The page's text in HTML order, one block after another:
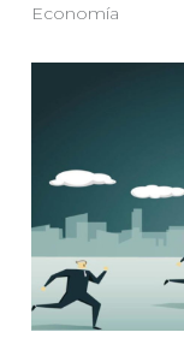
Economía